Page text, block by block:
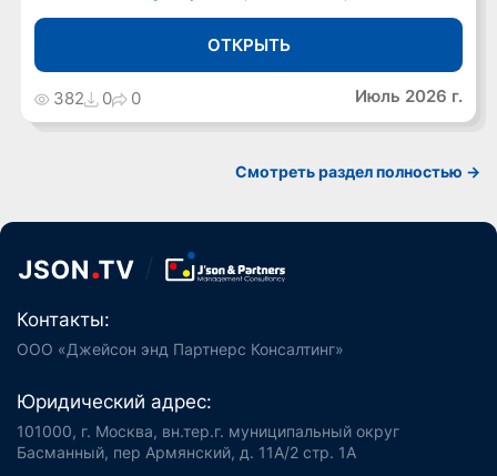
ОТКРЫТЬ
382 0 0 Июль 2026 г.
Cмотреть раздел полностью ->
Контакты:
ООО «Джейсон энд Партнерс Консалтинг»
Юридический адрес:
101000, г. Москва, вн.тер.г. муниципальный округ
Басманный, пер Армянский, д. 11А/2 стр. 1А